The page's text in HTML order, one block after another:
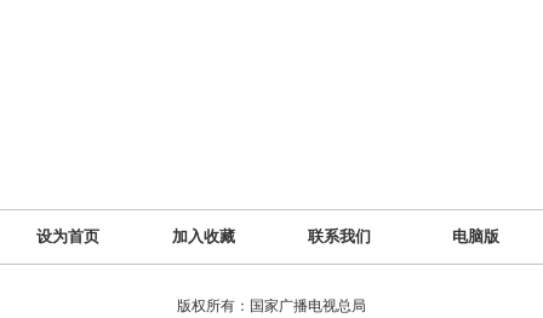
设为首页 加入收藏 联系我们 电脑版
版权所有：国家广播电视总局